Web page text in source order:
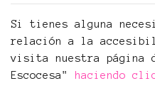
Si tienes alguna
relación a la
visita nuestra página
Escocesa"
haciendo